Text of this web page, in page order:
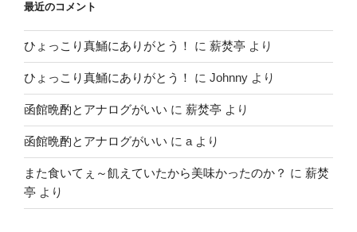
最近のコメント
ひょっこり真鯒にありがとう！ に 薪焚亭 より
ひょっこり真鯒にありがとう！ に Johnny より
函館晩酌とアナログがいい に 薪焚亭 より
函館晩酌とアナログがいい に a より
また食いてぇ～飢えていたから美味かったのか？ に 薪焚
亭 より